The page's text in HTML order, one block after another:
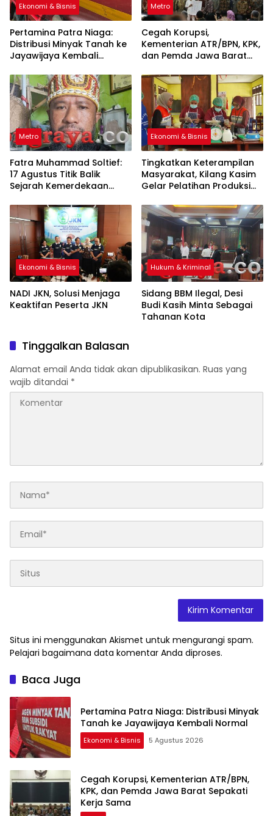
Ekonomi & Bisnis
Pertamina Patra Niaga:
Distribusi Minyak Tanah ke
Jayawijaya Kembali
Metro
Cegah Korupsi,
Kementerian ATR/BPN, KPK,
dan Pemda Jawa Barat
Metro
Fatra Muhammad Soltief:
17 Agustus Titik Balik
Sejarah Kemerdekaan
Ekonomi & Bisnis
Tingkatkan Keterampilan
Masyarakat, Kilang Kasim
Gelar Pelatihan Produksi
Ekonomi & Bisnis
NADI JKN, Solusi Menjaga
Keaktifan Peserta JKN
Hukum & Kriminal
Sidang BBM Ilegal, Desi
Budi Kasih Minta Sebagai
Tahanan Kota
Tinggalkan Balasan
Alamat email Anda tidak akan dipublikasikan. Ruas yang
wajib ditandai *
Situs ini menggunakan Akismet untuk mengurangi spam.
Pelajari bagaimana data komentar Anda diproses.
Baca Juga
Pertamina Patra Niaga: Distribusi Minyak
Tanah ke Jayawijaya Kembali Normal
Ekonomi & Bisnis 5 Agustus 2026
Cegah Korupsi, Kementerian ATR/BPN,
KPK, dan Pemda Jawa Barat Sepakati
Kerja Sama